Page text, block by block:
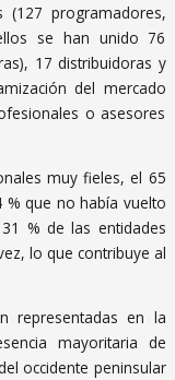
programadores,
se han unido 76
17 distribuidoras y
del mercado
o asesores
muy fieles, el 65
que no había vuelto
% de las entidades
lo que contribuye al
representadas en la
mayoritaria de
occidente peninsular